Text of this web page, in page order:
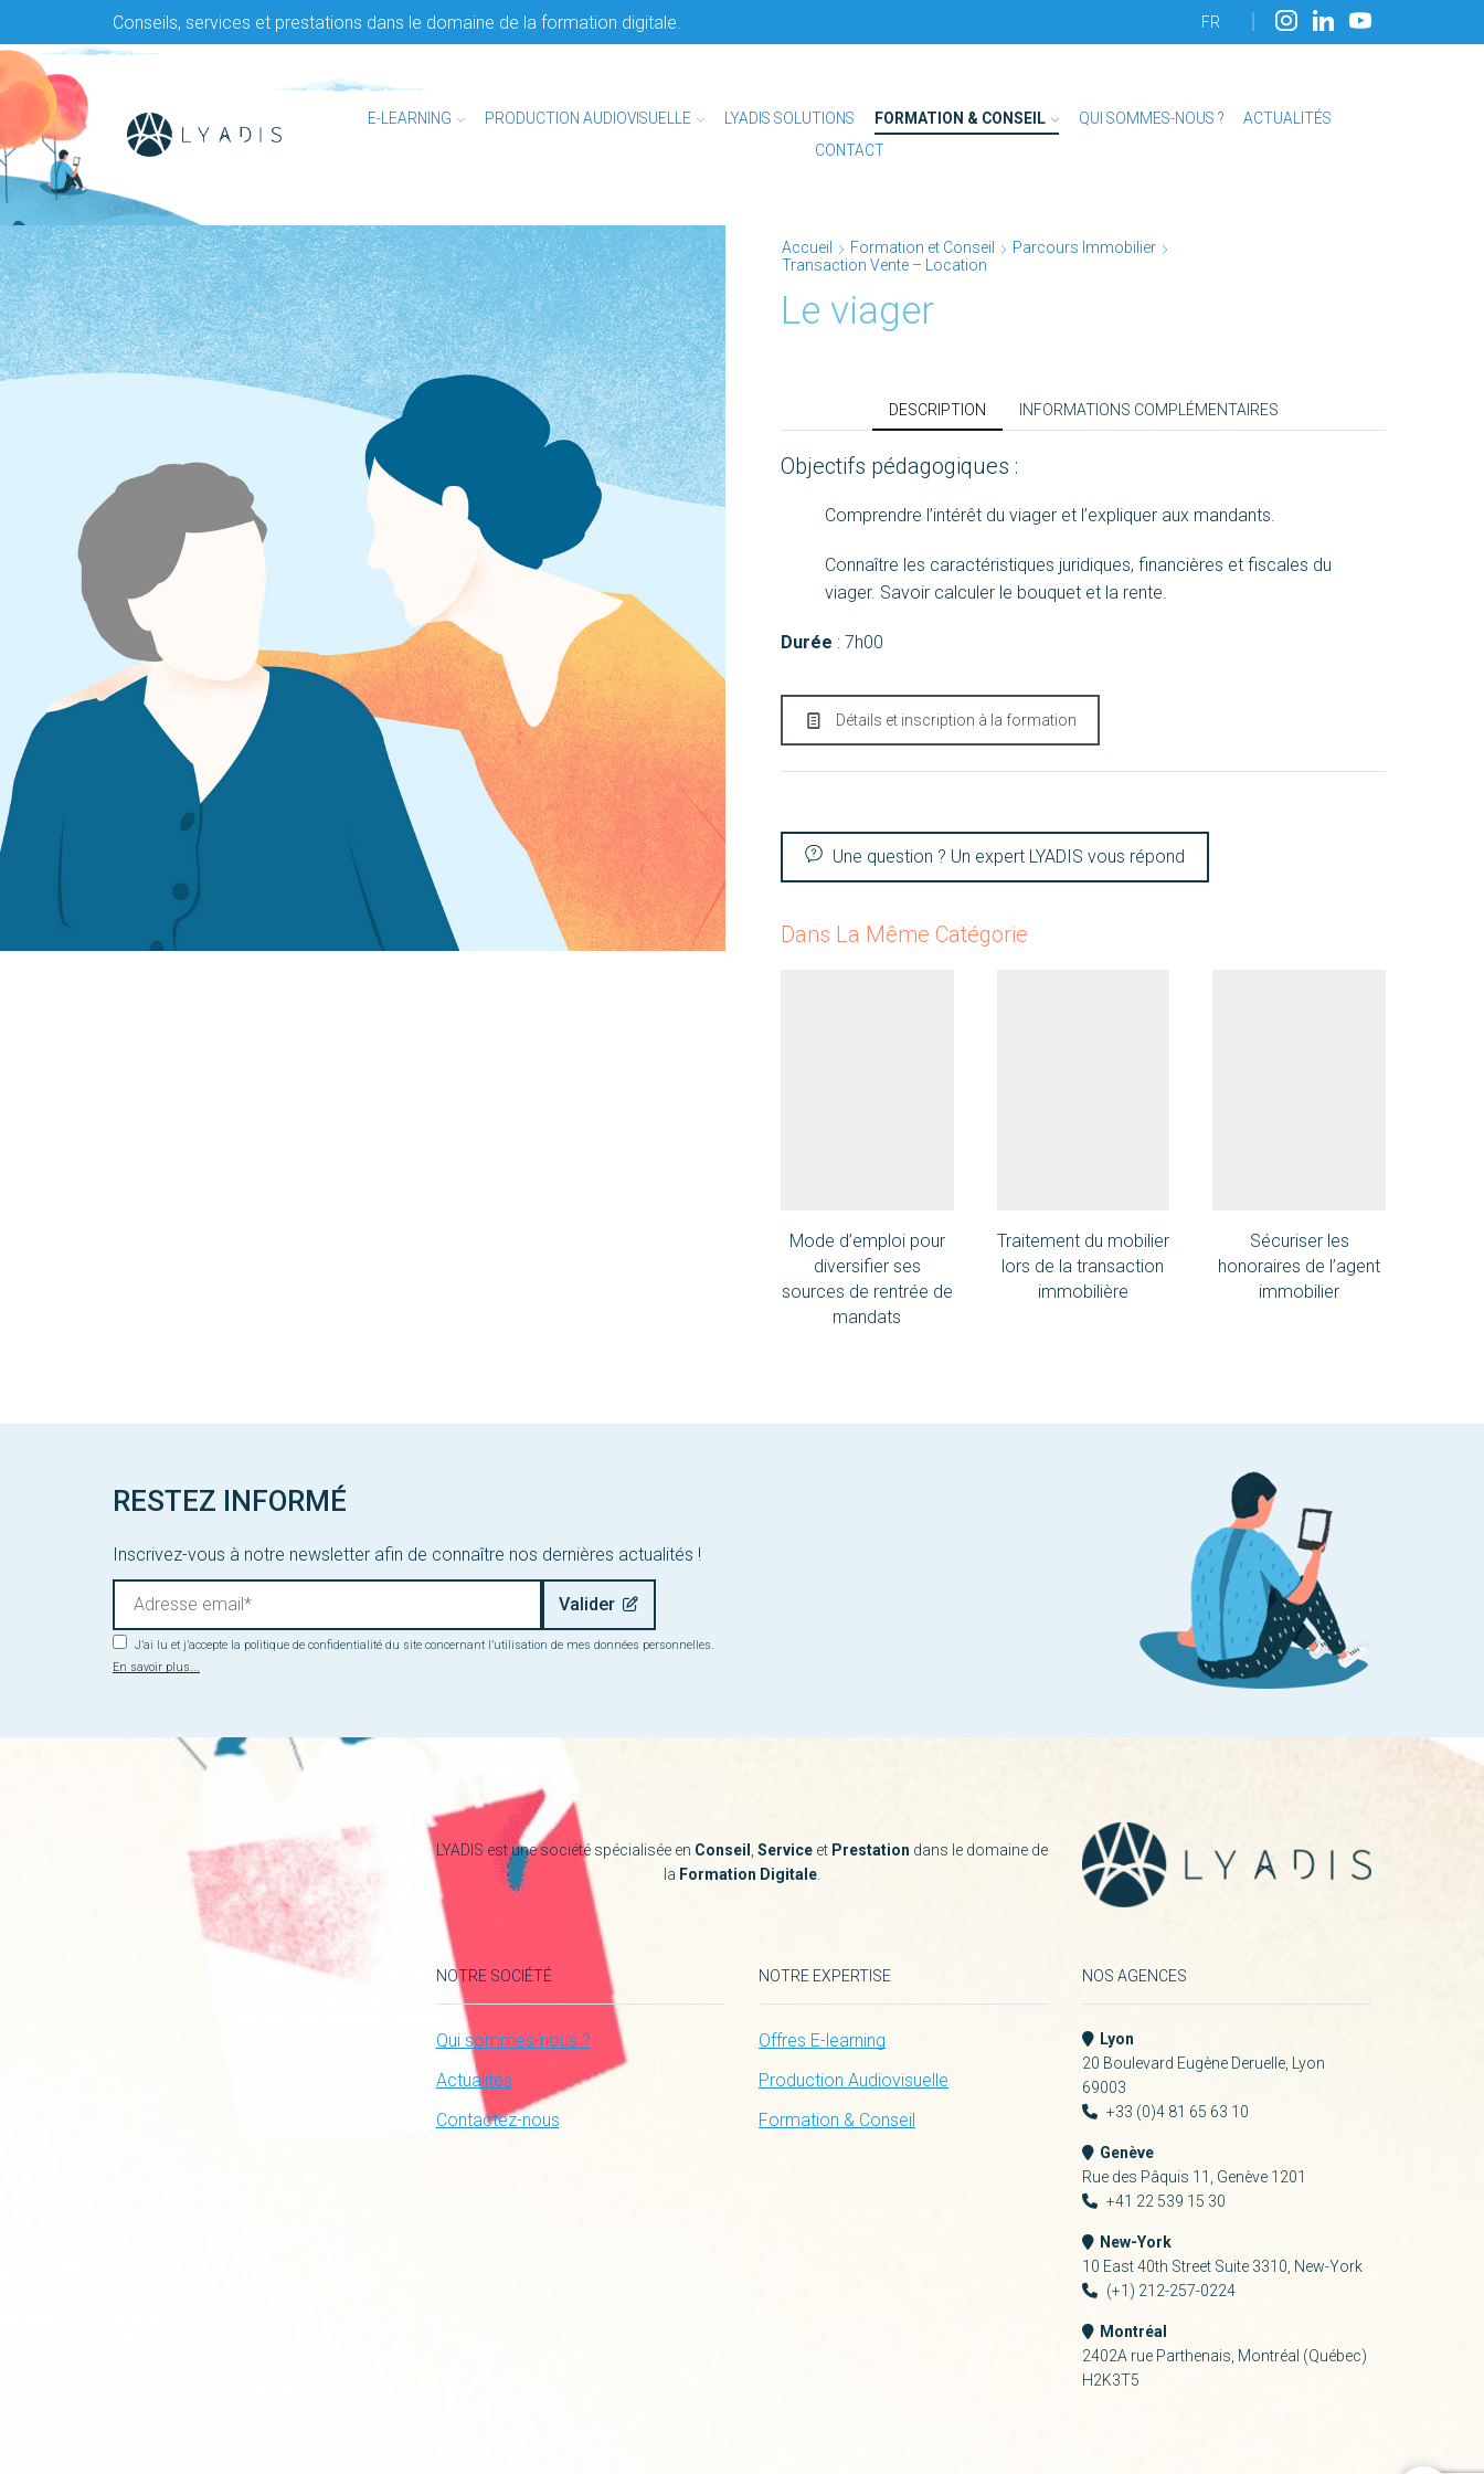
Conseils, services et prestations dans le domaine de la formation digitale. FR
E-LEARNING PRODUCTION AUDIOVISUELLE LYADIS SOLUTIONS FORMATION & CONSEIL QUI SOMMES-NOUS ?
ACTUALITÉS
CONTACT
Accueil Formation et Conseil
Parcours Immobilier
Transaction Vente – Location
Le viager
DESCRIPTION INFORMATIONS COMPLÉMENTAIRES
Objectifs pédagogiques :
Comprendre l’intérêt du viager et l’expliquer aux mandants.
Connaître les caractéristiques juridiques, financières et fiscales du
viager. Savoir calculer le bouquet et la rente.
Durée : 7h00
Détails et inscription à la formation
Une question ? Un expert LYADIS vous répond
Dans La Même Catégorie
Mode d’emploi pour
diversifier ses
sources de rentrée de
mandats
Traitement du mobilier
lors de la transaction
immobilière
Sécuriser les
honoraires de l’agent
immobilier
RESTEZ INFORMÉ
Inscrivez-vous à notre newsletter afin de connaître nos dernières actualités !
J’ai lu et j’accepte la politique de confidentialité du site concernant l’utilisation de mes données personnelles.
En savoir plus...
LYADIS est une société spécialisée en Conseil Service et Prestation dans le domaine de
la Formation Digitale
NOTRE SOCIÉTÉ
Qui sommes-nous ?
Actualités
Contactez-nous
NOTRE EXPERTISE
Offres E-learning
Production Audiovisuelle
Formation & Conseil
NOS AGENCES
Lyon
20 Boulevard Eugène Deruelle, Lyon
69003
+33 (0)4 81 65 63 10
Genève
Rue des Pâquis 11, Genève 1201
+41 22 539 15 30
New-York
10 East 40th Street Suite 3310, New-York
(+1) 212-257-0224
Montréal
2402A rue Parthenais, Montréal (Québec)
H2K3T5